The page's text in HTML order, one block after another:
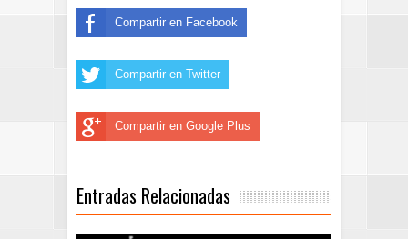
Compartir en Facebook
Compartir en Twitter
Compartir en Google Plus
Entradas Relacionadas